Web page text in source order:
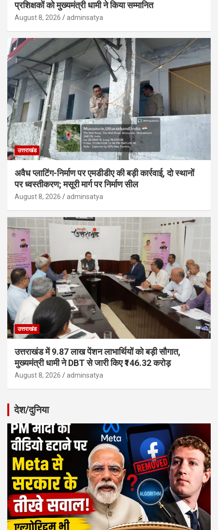
प्रशिक्षकों को मुख्यमंत्री धामी ने किया सम्मानित
August 8, 2026 adminsatya
उत्तराखंड
अवैध प्लाटिंग-निर्माण पर एमडीडीए की बड़ी कार्रवाई, दो स्थानों
पर ध्वस्तीकरण; मसूरी मार्ग पर निर्माण सील
August 8, 2026 adminsatya
उत्तराखंड
उत्तराखंड में 9.87 लाख पेंशन लाभार्थियों को बड़ी सौगात,
मुख्यमंत्री धामी ने DBT से जारी किए ₹146.32 करोड़
August 8, 2026 adminsatya
देश/दुनिया